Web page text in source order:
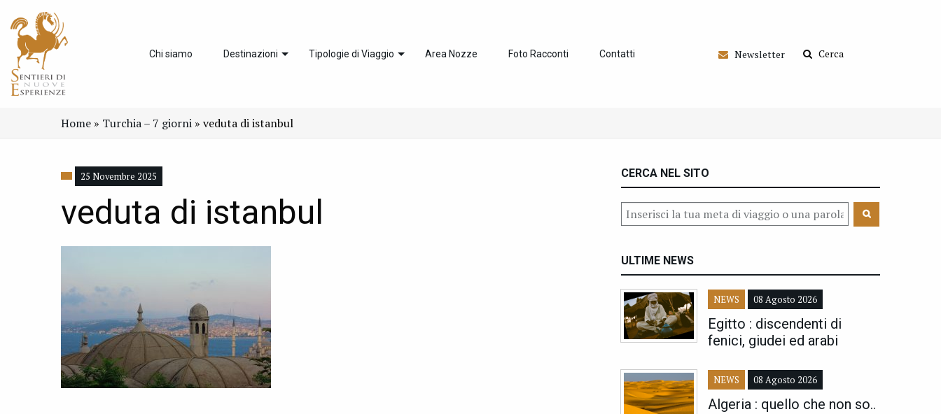
Chi siamo Destinazioni Tipologie di Viaggio Area Nozze Foto Racconti Contatti Newsletter Cerca
Home » Turchia – 7 giorni » veduta di istanbul
25 Novembre 2025
veduta di istanbul
CERCA NEL SITO
ULTIME NEWS
NEWS 08 Agosto 2026
Egitto : discendenti di
fenici, giudei ed arabi
NEWS 08 Agosto 2026
Algeria : quello che non so..